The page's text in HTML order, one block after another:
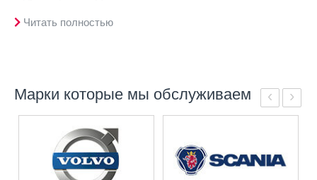
Читать полностью
Марки которые мы обслуживаем ‹ ›